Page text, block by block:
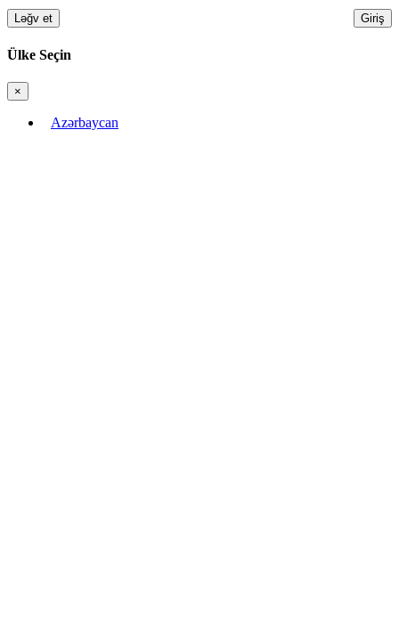
Ləğv et Giriş
Ülke Seçin
×
Bağla
Azərbaycan